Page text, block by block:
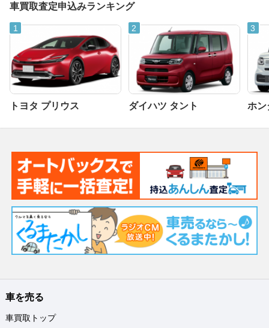
車買取査定申込みランキング
トヨタ プリウス ダイハツ タント ホン
車を売る
車買取トップ